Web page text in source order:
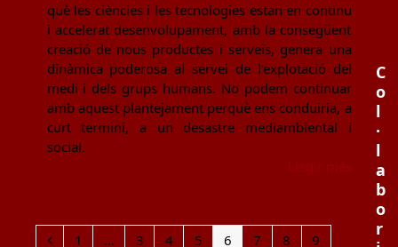
què les ciències i les tecnologies estan en continu
i accelerat desenvolupament, amb la consegüent
creació de nous productes i serveis, genera una
dinàmica poderosa al servei de l'explotació del
medi i dels grups humans. No podem continuar
amb aquest plantejament perquè ens conduiria, a
curt termini, a un desastre mediambiental i
social.
Previous
Page
1 … Page
3 Page
4 Page
5 Page
6 Page
7 Page
8 Page
9
C
o
l
·
l
a
b
o
r